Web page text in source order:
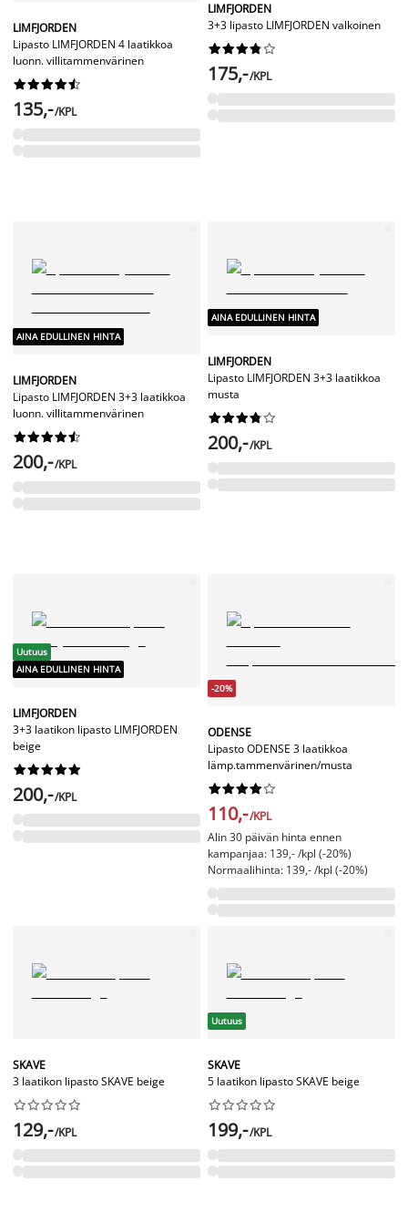
LIMFJORDEN
Lipasto LIMFJORDEN 4 laatikkoa
luonn. villitammenvärinen






135,-/KPL
LIMFJORDEN
3+3 lipasto LIMFJORDEN valkoinen






175,-/KPL
AINA EDULLINEN HINTA
LIMFJORDEN
Lipasto LIMFJORDEN 3+3 laatikkoa
luonn. villitammenvärinen






200,-/KPL
AINA EDULLINEN HINTA
LIMFJORDEN
Lipasto LIMFJORDEN 3+3 laatikkoa
musta






200,-/KPL
Uutuus
AINA EDULLINEN HINTA
LIMFJORDEN
3+3 laatikon lipasto LIMFJORDEN
beige






200,-/KPL
-20%
ODENSE
Lipasto ODENSE 3 laatikkoa
lämp.tammenvärinen/musta






110,-/KPL
Alin 30 päivän hinta ennen
kampanjaa: 139,- /kpl (-20%)
Normaalihinta: 139,- /kpl (-20%)
SKAVE
3 laatikon lipasto SKAVE beige






129,-/KPL
Uutuus
SKAVE
5 laatikon lipasto SKAVE beige






199,-/KPL